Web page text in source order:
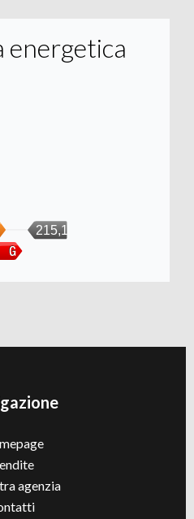
energetica
215,16
agenzia